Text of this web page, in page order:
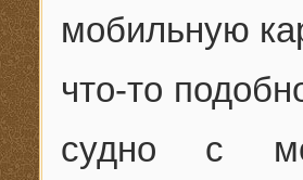
мобильную
что-то
судно с